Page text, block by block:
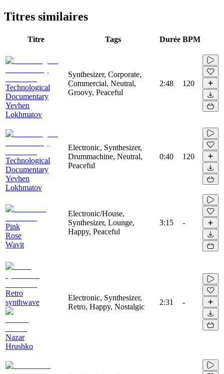
Titres similaires
Titre Tags Durée BPM
Technological
Documentary
Yevhen
Lokhmatov
Synthesizer, Corporate,
Commercial, Neutral,
Groovy, Peaceful
2:48 120
Technological
Documentary
Yevhen
Lokhmatov
Electronic, Synthesizer,
Drummachine, Neutral,
Peaceful
0:40 120
Pink
Rose
Wavit
Electronic/House,
Synthesizer, Lounge,
Happy, Peaceful
3:15 -
Retro
synthwave
Nazar
Hrushko
Electronic, Synthesizer,
Retro, Happy, Nostalgic
2:31 -